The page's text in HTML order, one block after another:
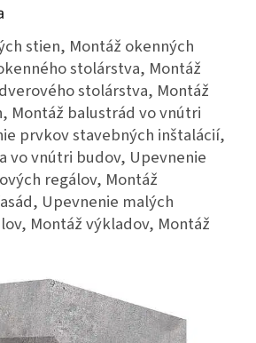
stien, Montáž okenných
stolárstva, Montáž
stolárstva, Montáž
Montáž balustrád vo vnútri
prvkov stavebných inštalácií,
vo vnútri budov, Upevnenie
regálov, Montáž
Upevnenie malých
Montáž výkladov, Montáž